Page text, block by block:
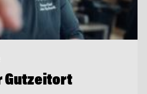
Gutzeitort